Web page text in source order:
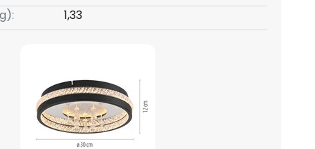
1,33